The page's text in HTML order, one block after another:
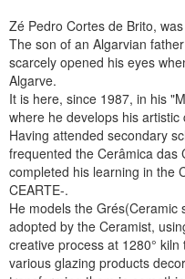
Zé Pedro Cortes de Brito,
The son of an Algarvian
scarcely opened his eyes
Algarve.
It is here, since 1987, in his
where he develops his artistic
Having attended secondary
frequented the Cerâmica das
completed his learning in the
CEARTE-.
He models the
adopted by the Ceramist,
creative process at 1280°
various glazing products